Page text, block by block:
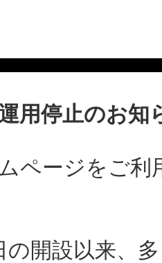
用停止のお知
ページをご
の開設以来、